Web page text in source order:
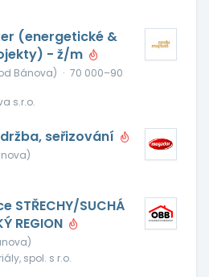
(energetické &
- ž/m
Bánova) · 70 000–90
s.r.o.
seřizování
SUCHÁ
REGION
spol. s r.o.